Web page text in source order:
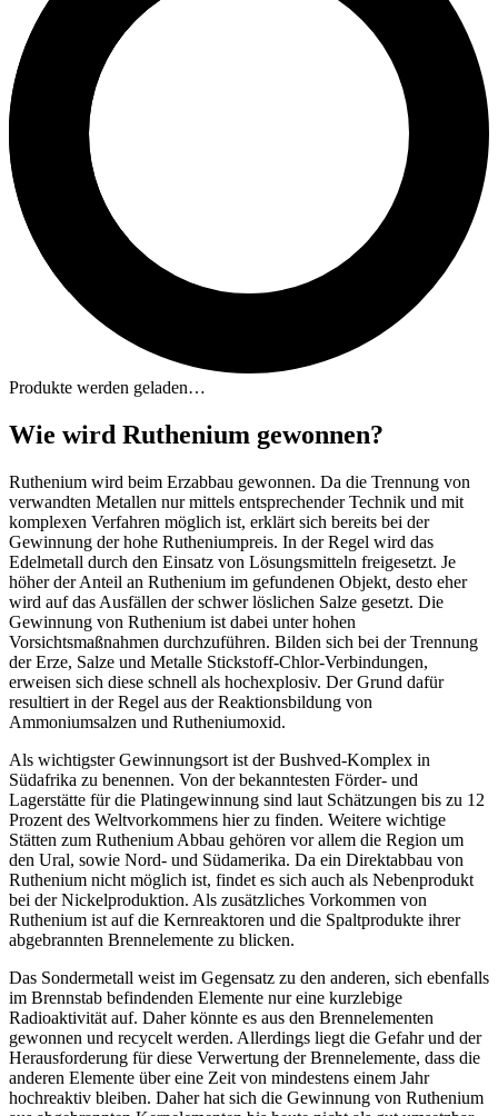
Produkte werden geladen…
Wie wird Ruthenium gewonnen?
Ruthenium wird beim Erzabbau gewonnen. Da die Trennung von
verwandten Metallen nur mittels entsprechender Technik und mit
komplexen Verfahren möglich ist, erklärt sich bereits bei der
Gewinnung der hohe Rutheniumpreis. In der Regel wird das
Edelmetall durch den Einsatz von Lösungsmitteln freigesetzt. Je
höher der Anteil an Ruthenium im gefundenen Objekt, desto eher
wird auf das Ausfällen der schwer löslichen Salze gesetzt. Die
Gewinnung von Ruthenium ist dabei unter hohen
Vorsichtsmaßnahmen durchzuführen. Bilden sich bei der Trennung
der Erze, Salze und Metalle Stickstoff-Chlor-Verbindungen,
erweisen sich diese schnell als hochexplosiv. Der Grund dafür
resultiert in der Regel aus der Reaktionsbildung von
Ammoniumsalzen und Rutheniumoxid.
Als wichtigster Gewinnungsort ist der Bushved-Komplex in
Südafrika zu benennen. Von der bekanntesten Förder- und
Lagerstätte für die Platingewinnung sind laut Schätzungen bis zu 12
Prozent des Weltvorkommens hier zu finden. Weitere wichtige
Stätten zum Ruthenium Abbau gehören vor allem die Region um
den Ural, sowie Nord- und Südamerika. Da ein Direktabbau von
Ruthenium nicht möglich ist, findet es sich auch als Nebenprodukt
bei der Nickelproduktion. Als zusätzliches Vorkommen von
Ruthenium ist auf die Kernreaktoren und die Spaltprodukte ihrer
abgebrannten Brennelemente zu blicken.
Das Sondermetall weist im Gegensatz zu den anderen, sich ebenfalls
im Brennstab befindenden Elemente nur eine kurzlebige
Radioaktivität auf. Daher könnte es aus den Brennelementen
gewonnen und recycelt werden. Allerdings liegt die Gefahr und der
Herausforderung für diese Verwertung der Brennelemente, dass die
anderen Elemente über eine Zeit von mindestens einem Jahr
hochreaktiv bleiben. Daher hat sich die Gewinnung von Ruthenium